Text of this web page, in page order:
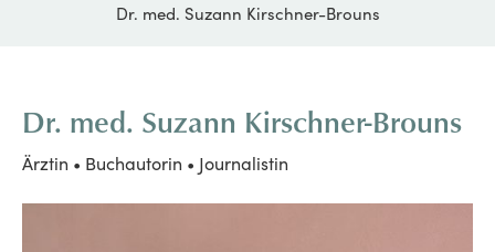
Dr. med. Suzann Kirschner-Brouns
Dr. med. Suzann Kirschner-Brouns
Ärztin • Buchautorin • Journalistin